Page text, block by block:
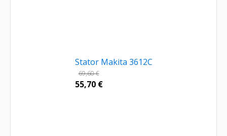
Stator Makita 3612C
69,60€
55,70 €